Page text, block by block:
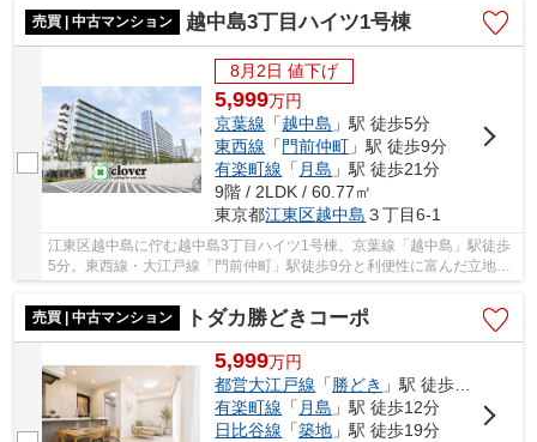
売買 | 中古マンション
越中島3丁目ハイツ1号棟
8月2日 値下げ
5,999万円
京葉線 「越中島 」駅 徒歩5分
東西線 「 門前仲町 」駅 徒歩9分
有楽町線 「 月島 」駅 徒歩21分
9階 / 2LDK / 60.77㎡
東京都江東区越中島 ３丁目6-1
江東区越中島に佇む越中島3丁目ハイツ1号棟。京葉線「越中島」駅徒歩
5分。東西線・大江戸線「門前仲町」駅徒歩9分と利便性に富んだ立地で
す。周辺には買い物施設や飲食店、小・中学校...
売買 | 中古マンション
トダカ勝どきコーポ
5,999万円
都営大江戸線 「勝どき 」駅 徒歩3分
有楽町線 「 月島 」駅 徒歩12分
日比谷線 「築地 」駅 徒歩19分